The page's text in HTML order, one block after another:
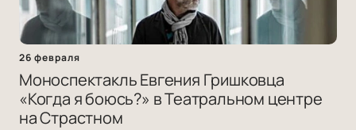
26 февраля
Моноспектакль Евгения Гришковца
«Когда я боюсь?» в Театральном центре
на Страстном